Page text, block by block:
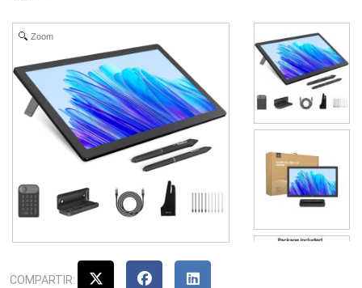
Zoom
COMPARTIR: